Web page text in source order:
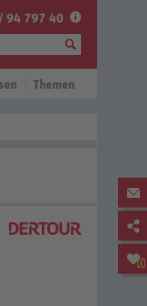
94 797 40
Themen
0